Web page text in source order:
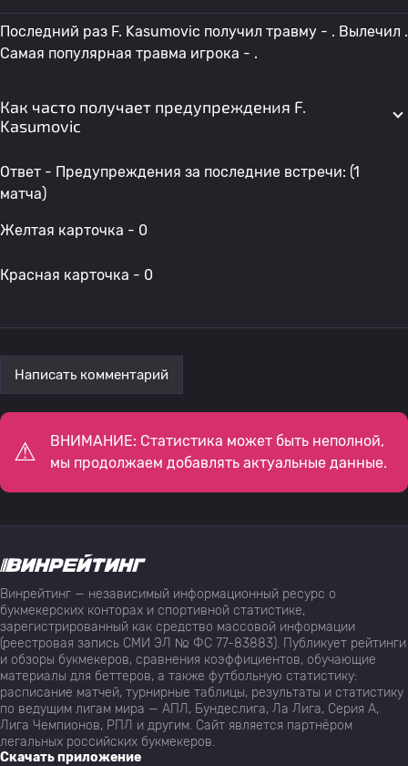
Последний раз F. Kasumovic получил травму - . Вылечил .
Самая популярная травма игрока - .
Как часто получает предупреждения F.
Kasumovic
Ответ - Предупреждения за последние встречи: (1
матча)
Желтая карточка - 0
Красная карточка - 0
Написать комментарий
ВНИМАНИЕ: Статистика может быть неполной,
мы продолжаем добавлять актуальные данные.
Винрейтинг — независимый информационный ресурс о
букмекерских конторах и спортивной статистике,
зарегистрированный как средство массовой информации
(реестровая запись СМИ ЭЛ № ФС 77-83883). Публикует рейтинги
и обзоры букмекеров, сравнения коэффициентов, обучающие
материалы для беттеров, а также футбольную статистику:
расписание матчей, турнирные таблицы, результаты и статистику
по ведущим лигам мира — АПЛ, Бундеслига, Ла Лига, Серия А,
Лига Чемпионов, РПЛ и другим. Сайт является партнёром
легальных российских букмекеров.
Скачать приложение